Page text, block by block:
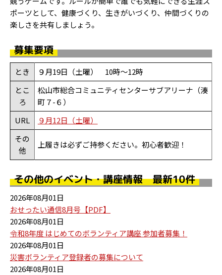
ポーツとして、健康づくり、生きがいづくり、仲間づくりの
楽しさを共有しましょう。
募集要項
とき
９月19日（土曜） 10時～12時
とこ
ろ
松山市総合コミュニティセンターサブアリーナ（湊
町７-６）
URL
９月12日（土曜）
その
他
上履きは必ずご持参ください。初心者歓迎！
その他のイベント・講座情報 最新10件
2026年08月01日
おせったい通信8月号【PDF】
2026年08月01日
令和8年度 はじめてのボランティア講座 参加者募集！
2026年08月01日
災害ボランティア登録者の募集について
2026年08月01日